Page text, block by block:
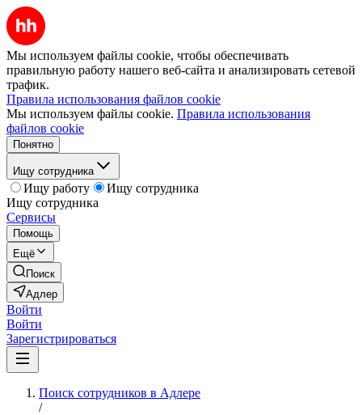
Мы используем файлы cookie, чтобы обеспечивать
правильную работу нашего веб-сайта и анализировать сетевой
трафик.
Правила использования файлов cookie
Мы используем файлы cookie. Правила использования
файлов cookie
Понятно
Ищу сотрудника
Ищу работу
Ищу сотрудника
Ищу сотрудника
Сервисы
Помощь
Ещё
Поиск
Адлер
Войти
Войти
Зарегистрироваться
Поиск сотрудников в Адлере
/